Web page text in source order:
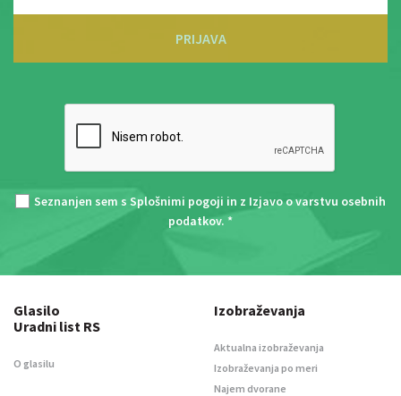
PRIJAVA
Seznanjen sem s Splošnimi pogoji in z Izjavo o varstvu osebnih
podatkov. *
Glasilo
Uradni list RS
O glasilu
Izobraževanja
Aktualna izobraževanja
Izobraževanja po meri
Najem dvorane